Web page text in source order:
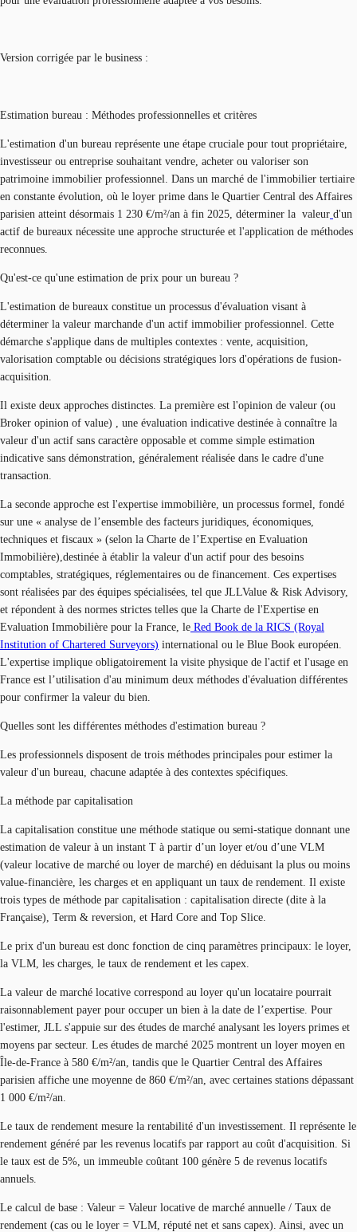
Version corrigée par le business :
Estimation bureau : Méthodes professionnelles et critères
L'estimation d'un bureau représente une étape cruciale pour tout propriétaire,
investisseur ou entreprise souhaitant vendre, acheter ou valoriser son
patrimoine immobilier professionnel. Dans un marché de l'immobilier tertiaire
en constante évolution, où le loyer prime dans le Quartier Central des Affaires
parisien atteint désormais 1 230 €/m²/an à fin 2025, déterminer la valeur d'un
actif de bureaux nécessite une approche structurée et l'application de méthodes
reconnues.
Qu'est-ce qu'une estimation de prix pour un bureau ?
L'estimation de bureaux constitue un processus d'évaluation visant à
déterminer la valeur marchande d'un actif immobilier professionnel. Cette
démarche s'applique dans de multiples contextes : vente, acquisition,
valorisation comptable ou décisions stratégiques lors d'opérations de fusion-
acquisition.
Il existe deux approches distinctes. La première est l'opinion de valeur (ou
Broker opinion of value) , une évaluation indicative destinée à connaître la
valeur d'un actif sans caractère opposable et comme simple estimation
indicative sans démonstration, généralement réalisée dans le cadre d'une
transaction.
La seconde approche est l'expertise immobilière, un processus formel, fondé
sur une « analyse de l’ensemble des facteurs juridiques, économiques,
techniques et fiscaux » (selon la Charte de l’Expertise en Evaluation
Immobilière),destinée à établir la valeur d'un actif pour des besoins
comptables, stratégiques, réglementaires ou de financement. Ces expertises
sont réalisées par des équipes spécialisées, tel que JLLValue & Risk Advisory,
et répondent à des normes strictes telles que la Charte de l'Expertise en
Evaluation Immobilière pour la France, le Red Book de la RICS (Royal
Institution of Chartered Surveyors) international ou le Blue Book européen.
L'expertise implique obligatoirement la visite physique de l'actif et l'usage en
France est l’utilisation d'au minimum deux méthodes d'évaluation différentes
pour confirmer la valeur du bien.
Quelles sont les différentes méthodes d'estimation bureau ?
Les professionnels disposent de trois méthodes principales pour estimer la
valeur d'un bureau, chacune adaptée à des contextes spécifiques.
La méthode par capitalisation
La capitalisation constitue une méthode statique ou semi-statique donnant une
estimation de valeur à un instant T à partir d’un loyer et/ou d’une VLM
(valeur locative de marché ou loyer de marché) en déduisant la plus ou moins
value-financière, les charges et en appliquant un taux de rendement. Il existe
trois types de méthode par capitalisation : capitalisation directe (dite à la
Française), Term & reversion, et Hard Core and Top Slice.
Le prix d'un bureau est donc fonction de cinq paramètres principaux: le loyer,
la VLM, les charges, le taux de rendement et les capex.
La valeur de marché locative correspond au loyer qu'un locataire pourrait
raisonnablement payer pour occuper un bien à la date de l’expertise. Pour
l'estimer, JLL s'appuie sur des études de marché analysant les loyers primes et
moyens par secteur. Les études de marché 2025 montrent un loyer moyen en
Île-de-France à 580 €/m²/an, tandis que le Quartier Central des Affaires
parisien affiche une moyenne de 860 €/m²/an, avec certaines stations dépassant
1 000 €/m²/an.
Le taux de rendement mesure la rentabilité d'un investissement. Il représente le
rendement généré par les revenus locatifs par rapport au coût d'acquisition. Si
le taux est de 5%, un immeuble coûtant 100 génère 5 de revenus locatifs
annuels.
Le calcul de base : Valeur = Valeur locative de marché annuelle / Taux de
rendement (cas ou le loyer = VLM, réputé net et sans capex). Ainsi, avec un